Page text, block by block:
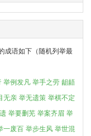
成语如下（随机列举最
举例发凡 举手之劳 龃龉
无亲 举无遗策 举棋不定
举要删芜 举案齐眉 举
一废百 举步生风 举世混